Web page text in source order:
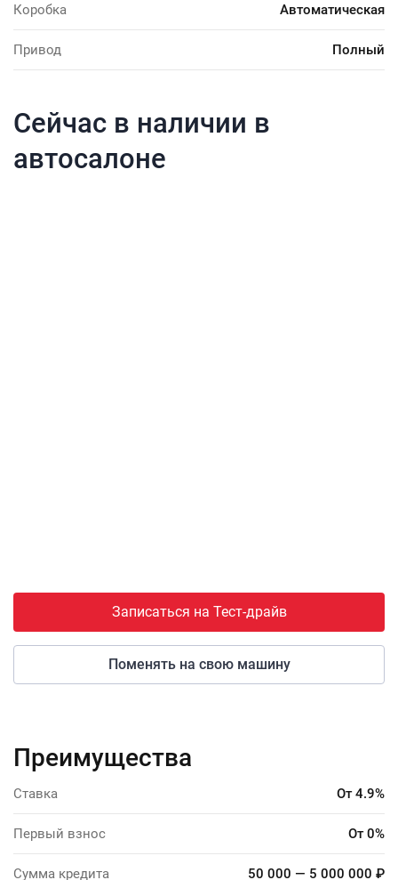
Коробка Автоматическая
Привод Полный
Сейчас в наличии в
автосалоне
Записаться на Тест-драйв
Поменять на свою машину
Преимущества
Ставка От 4.9%
Первый взнос От 0%
Сумма кредита 50 000 — 5 000 000 ₽